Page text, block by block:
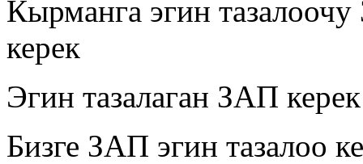
Кырманга эгин
керек
Эгин тазалаган ЗАП керек
Бизге ЗАП эгин тазалоо